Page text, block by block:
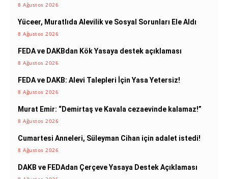
8 Ağustos 2026
Yüceer, Muratlıda Alevilik ve Sosyal Sorunları Ele Aldı
8 Ağustos 2026
FEDA ve DAKBdan Kök Yasaya destek açıklaması
8 Ağustos 2026
FEDA ve DAKB: Alevi Talepleri İçin Yasa Yetersiz!
8 Ağustos 2026
Murat Emir: “Demirtaş ve Kavala cezaevinde kalamaz!”
8 Ağustos 2026
Cumartesi Anneleri, Süleyman Cihan için adalet istedi!
8 Ağustos 2026
DAKB ve FEDAdan Çerçeve Yasaya Destek Açıklaması